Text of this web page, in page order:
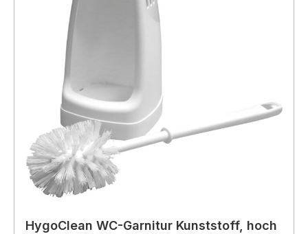
HygoClean WC-Garnitur Kunststoff, hoch